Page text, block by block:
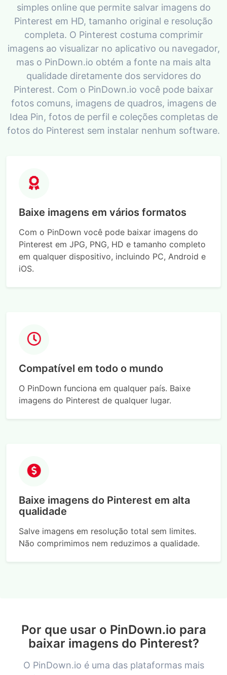
simples online que permite salvar imagens do
Pinterest em HD, tamanho original e resolução
completa. O Pinterest costuma comprimir
imagens ao visualizar no aplicativo ou navegador,
mas o PinDown.io obtém a fonte na mais alta
qualidade diretamente dos servidores do
Pinterest. Com o PinDown.io você pode baixar
fotos comuns, imagens de quadros, imagens de
Idea Pin, fotos de perfil e coleções completas de
fotos do Pinterest sem instalar nenhum software.
Baixe imagens em vários formatos
Com o PinDown você pode baixar imagens do
Pinterest em JPG, PNG, HD e tamanho completo
em qualquer dispositivo, incluindo PC, Android e
iOS.
Compatível em todo o mundo
O PinDown funciona em qualquer país. Baixe
imagens do Pinterest de qualquer lugar.
Baixe imagens do Pinterest em alta
qualidade
Salve imagens em resolução total sem limites.
Não comprimimos nem reduzimos a qualidade.
Por que usar o PinDown.io para
baixar imagens do Pinterest?
O PinDown.io é uma das plataformas mais